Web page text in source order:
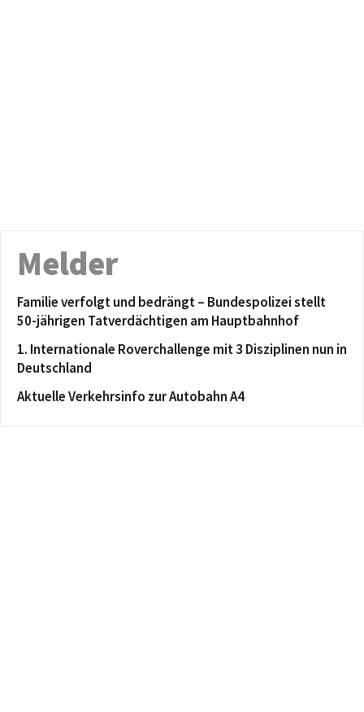
Melder
Familie verfolgt und bedrängt – Bundespolizei stellt
50-jährigen Tatverdächtigen am Hauptbahnhof
1. Internationale Roverchallenge mit 3 Disziplinen nun in
Deutschland
Aktuelle Verkehrsinfo zur Autobahn A4